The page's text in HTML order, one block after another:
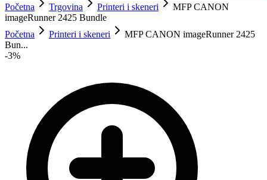
Početna
Trgovina Printeri i skeneri
MFP CANON
imageRunner 2425 Bundle
Početna
Printeri i skeneri
MFP CANON imageRunner 2425
Bun...
-3%